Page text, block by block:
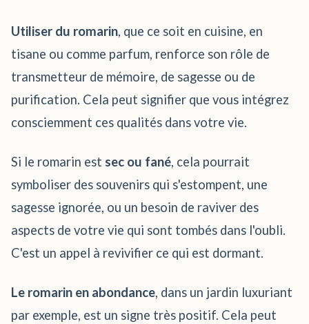
Utiliser du romarin, que ce soit en cuisine, en
tisane ou comme parfum, renforce son rôle de
transmetteur de mémoire, de sagesse ou de
purification. Cela peut signifier que vous intégrez
consciemment ces qualités dans votre vie.
Si le romarin est sec ou fané, cela pourrait
symboliser des souvenirs qui s'estompent, une
sagesse ignorée, ou un besoin de raviver des
aspects de votre vie qui sont tombés dans l'oubli.
C'est un appel à revivifier ce qui est dormant.
Le romarin en abondance, dans un jardin luxuriant
par exemple, est un signe très positif. Cela peut